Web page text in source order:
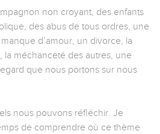
non croyant, des enfants
des abus de tous ordres, une
d’amour, un divorce, la
la méchanceté des autres, une
que nous portons sur nous
nous pouvons réfléchir. Je
de comprendre où ce thème